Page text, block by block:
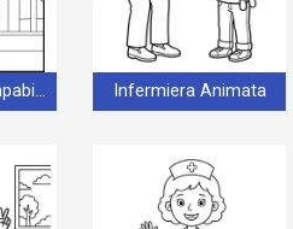
Infermiera Stampabile Infermiera Animata